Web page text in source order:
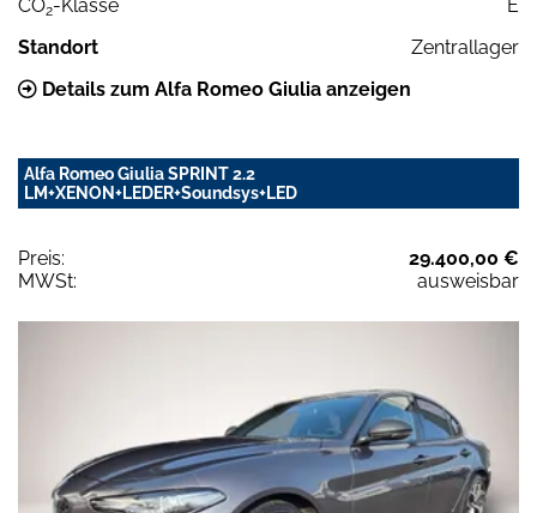
CO2-Klasse
E
Standort
Zentrallager
Details zum Alfa Romeo Giulia anzeigen
Alfa Romeo Giulia SPRINT 2.2
LM+XENON+LEDER+Soundsys+LED
Preis:
29.400,00 €
MWSt:
ausweisbar